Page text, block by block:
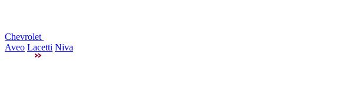
Chevrolet
Aveo Lacetti Niva